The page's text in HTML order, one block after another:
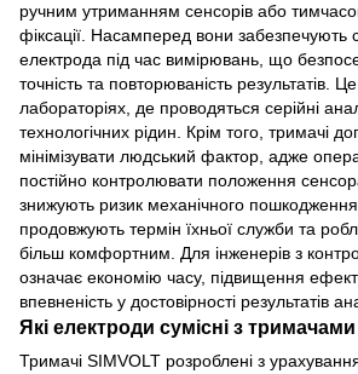
ручним утриманням сенсорів або
фіксації. Насамперед вони забезпечують
електрода під час вимірювань, що
точність та повторюваність результатів.
лабораторіях, де проводяться серійні
технологічних рідин. Крім того, тримачі
мінімізувати людський фактор, адже
постійно контролювати положення
знижують ризик механічного пошкодження
продовжують термін їхньої служби та
більш комфортним. Для інженерів з
означає економію часу, підвищення
впевненість у достовірності результатів
Які електроди сумісні з
Тримачі SIMVOLT розроблені з